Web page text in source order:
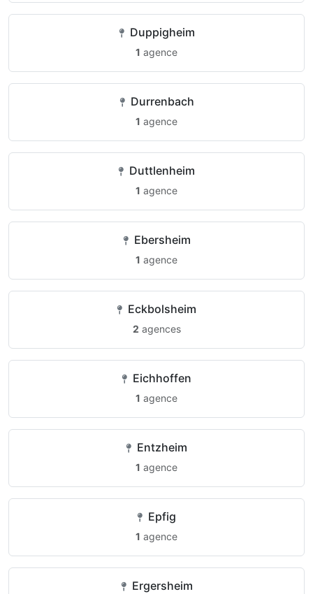
Duppigheim
1 agence
Durrenbach
1 agence
Duttlenheim
1 agence
Ebersheim
1 agence
Eckbolsheim
2 agences
Eichhoffen
1 agence
Entzheim
1 agence
Epfig
1 agence
Ergersheim